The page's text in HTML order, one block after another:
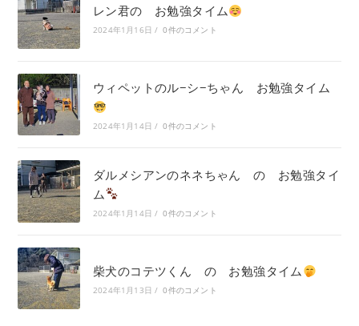
レン君の お勉強タイム
2024年1月16日 / 0件のコメント
ウィペットのル−シ−ちゃん お勉強タイム
2024年1月14日 / 0件のコメント
ダルメシアンのネネちゃん の お勉強タイ
ム
2024年1月14日 / 0件のコメント
柴犬のコテツくん の お勉強タイム
2024年1月13日 / 0件のコメント